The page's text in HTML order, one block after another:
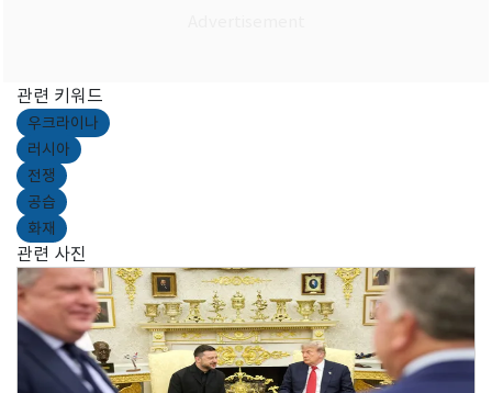
관련 키워드
우크라이나
러시아
전쟁
공습
화재
관련 사진